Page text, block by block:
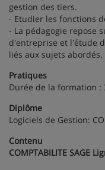
gestion des tiers.
- Etudier les fonctions
- La pédagogie repose
d'entreprise et l'étude
liés aux sujets abordés.
Pratiques
Durée de la formation :
Diplôme
Logiciels de Gestion:
Contenu
COMPTABILITE SAGE